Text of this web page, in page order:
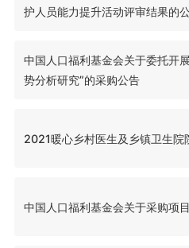
护人员能力提升活动评审结果的
中国人口福利基金会关于委托开
势分析研究”的采购公告
2021暖心乡村医生及乡镇卫生院
中国人口福利基金会关于采购项